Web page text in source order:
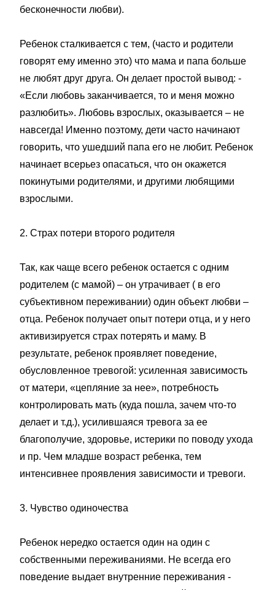
бесконечности любви).
Ребенок сталкивается с тем, (часто и родители
говорят ему именно это) что мама и папа больше
не любят друг друга. Он делает простой вывод: -
«Если любовь заканчивается, то и меня можно
разлюбить». Любовь взрослых, оказывается – не
навсегда! Именно поэтому, дети часто начинают
говорить, что ушедший папа его не любит. Ребенок
начинает всерьез опасаться, что он окажется
покинутыми родителями, и другими любящими
взрослыми.
2. Страх потери второго родителя
Так, как чаще всего ребенок остается с одним
родителем (с мамой) – он утрачивает ( в его
субъективном переживании) один объект любви –
отца. Ребенок получает опыт потери отца, и у него
активизируется страх потерять и маму. В
результате, ребенок проявляет поведение,
обусловленное тревогой: усиленная зависимость
от матери, «цепляние за нее», потребность
контролировать мать (куда пошла, зачем что-то
делает и т.д.), усилившаяся тревога за ее
благополучие, здоровье, истерики по поводу ухода
и пр. Чем младше возраст ребенка, тем
интенсивнее проявления зависимости и тревоги.
3. Чувство одиночества
Ребенок нередко остается один на один с
собственными переживаниями. Не всегда его
поведение выдает внутренние переживания -